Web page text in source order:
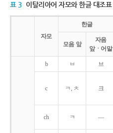
표 3 이탈리아어 자모와 한글 대조표
자모
한글
모음 앞
자음
앞ㆍ어말
b ㅂ 브
c ㅋ, ㅊ 크
ch ㅋ ―